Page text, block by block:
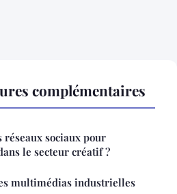
complémentaires
sociaux pour
le secteur créatif ?
multimédias industrielles